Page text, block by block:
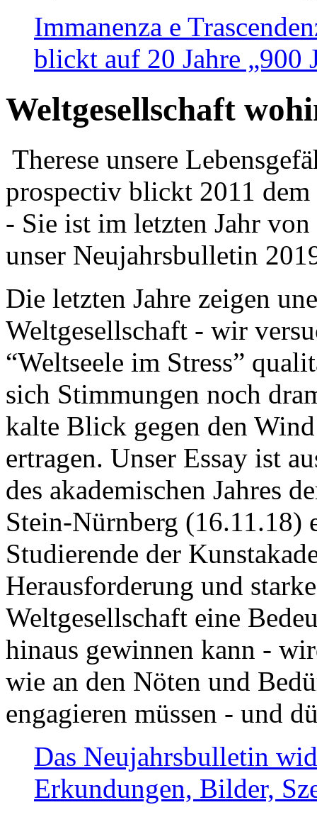
Immanenza e
blickt auf 20 Jahre „900
Weltgesellschaft
Therese unsere
prospectiv blickt 2011
- Sie ist im letzten Jahr
unser Neujahrsbulletin
Die letzten Jahre zeigen
Weltgesellschaft - wir
“Weltseele im Stress”
sich Stimmungen noch
kalte Blick gegen den
ertragen. Unser Essay ist
des akademischen Jahres
Stein-Nürnberg (16.11.18)
Studierende der
Herausforderung und
Weltgesellschaft eine
hinaus gewinnen kann -
wie an den Nöten und
engagieren müssen - und
Das Neujahrsbulletin
Erkundungen, Bilder,